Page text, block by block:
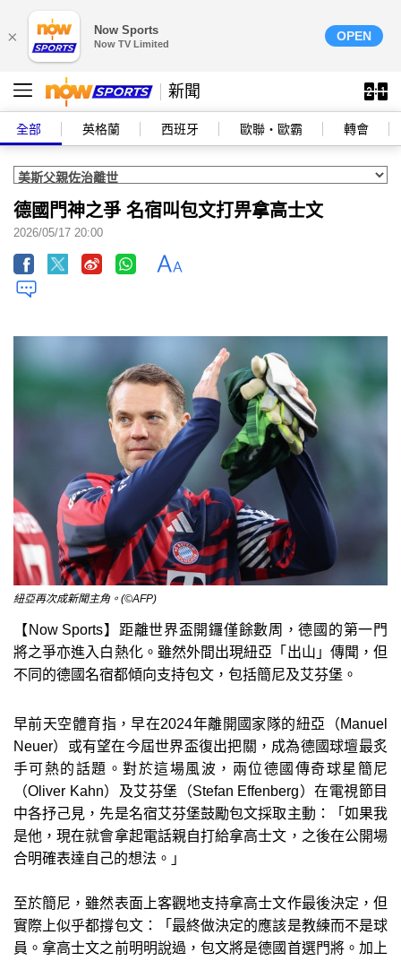
× Now Sports
Now TV Limited
OPEN
新聞
全部 英格蘭 西班牙 歐聯‧歐霸 轉會
德國門神之爭 名宿叫包文打畀拿高士文
2026/05/17 20:00
紐亞再次成新聞主角。(©AFP)
【Now Sports】距離世界盃開鑼僅餘數周，德國的第一門
將之爭亦進入白熱化。雖然外間出現紐亞「出山」傳聞，但
不同的德國名宿都傾向支持包文，包括簡尼及艾芬堡。
早前天空體育指，早在2024年離開國家隊的紐亞（Manuel
Neuer）或有望在今屆世界盃復出把關，成為德國球壇最炙
手可熱的話題。對於這場風波，兩位德國傳奇球星簡尼
（Oliver Kahn）及艾芬堡（Stefan Effenberg）在電視節目
中各抒己見，先是名宿艾芬堡鼓勵包文採取主動：「如果我
是他，現在就會拿起電話親自打給拿高士文，之後在公開場
合明確表達自己的想法。」
至於簡尼，雖然表面上客觀地支持拿高士文作最後決定，但
實際上似乎都撐包文：「最終做決定的應該是教練而不是球
員。拿高士文之前明明說過，包文將是德國首選門將。加上